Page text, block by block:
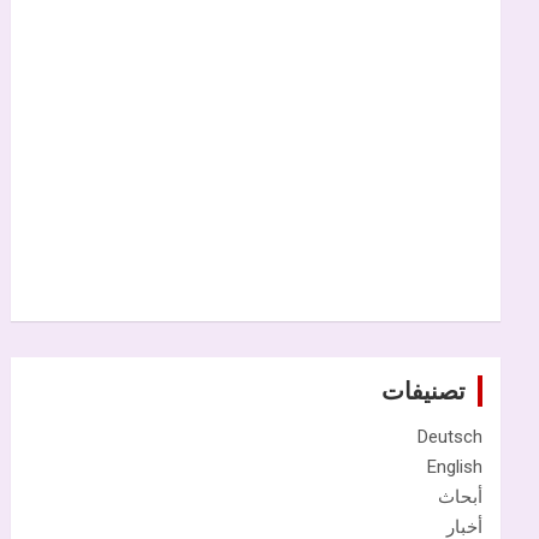
تصنيفات
Deutsch
English
أبحاث
أخبار